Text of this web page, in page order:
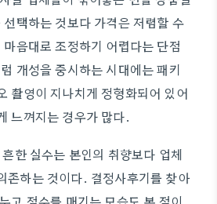
택하는 것보다 가격은 저렴할 수
음대로 조정하기 어렵다는 단점
개성을 중시하는 시대에는 패키
촬영이 지나치게 정형화되어 있어
느껴지는 경우가 많다.
한 실수는 본인의 취향보다 업체
존하는 것이다. 결정사후기를 찾아